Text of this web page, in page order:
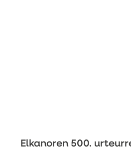
Elkanoren 500.